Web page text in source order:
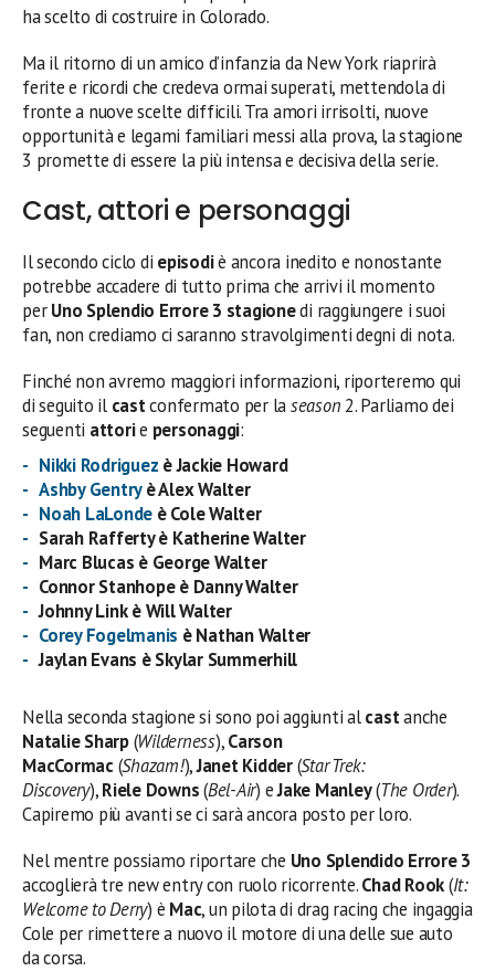
ha scelto di costruire in Colorado.
Ma il ritorno di un amico d’infanzia da New York riaprirà
ferite e ricordi che credeva ormai superati, mettendola di
fronte a nuove scelte difficili. Tra amori irrisolti, nuove
opportunità e legami familiari messi alla prova, la stagione
3 promette di essere la più intensa e decisiva della serie.
Cast, attori e personaggi
Il secondo ciclo di episodiè ancora inedito e nonostante
potrebbe accadere di tutto prima che arrivi il momento
perUno Splendio Errore 3 stagionedi raggiungere i suoi
fan, non crediamo ci saranno stravolgimenti degni di nota.
Finché non avremo maggiori informazioni, riporteremo qui
di seguito il castconfermato per laseason2. Parliamo dei
seguenti attorie personaggi:
Nikki Rodriguez è Jackie Howard
Ashby Gentryè Alex Walter
Noah LaLonde è Cole Walter
Sarah Rafferty è Katherine Walter
Marc Blucas è George Walter
Connor Stanhope è Danny Walter
Johnny Link è Will Walter
Corey Fogelmanis è Nathan Walter
Jaylan Evans è Skylar Summerhill
Nella seconda stagione si sono poi aggiunti alcastanche
Natalie Sharp(Wilderness),Carson
MacCormac (Shazam!),Janet Kidder(Star Trek:
Discovery),Riele Downs(Bel-Air) eJake Manley(The Order).
Capiremo più avanti se ci sarà ancora posto per loro.
Nel mentre possiamo riportare che Uno Splendido Errore 3
accoglierà tre new entry con ruolo ricorrente.Chad Rook(It:
Welcome to Derry) è Mac, un pilota di drag racing che ingaggia
Cole per rimettere a nuovo il motore di una delle sue auto
da corsa.